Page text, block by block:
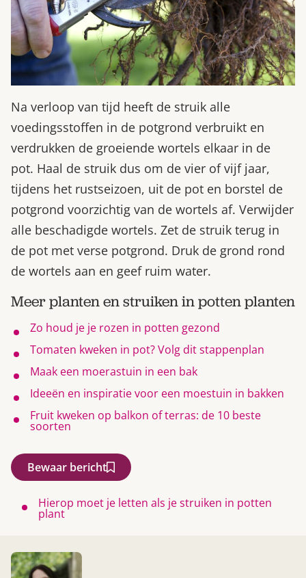
Na verloop van tijd heeft de struik alle
voedingsstoffen in de potgrond verbruikt en
verdrukken de groeiende wortels elkaar in de
pot. Haal de struik dus om de vier of vijf jaar,
tijdens het rustseizoen, uit de pot en borstel de
potgrond voorzichtig van de wortels af. Verwijder
alle beschadigde wortels. Zet de struik terug in
de pot met verse potgrond. Druk de grond rond
de wortels aan en geef ruim water.
Meer planten en struiken in potten planten
Zo houd je je rozen in potten gezond
Tomaten kweken in pot? Volg dit stappenplan
Maak een moerastuin in een bak
Ideeën en inspiratie voor een moestuin in bakken
Fruit kweken op balkon of terras: de 10 beste
soorten
Bewaar bericht
Hierop moet je letten als je struiken in potten
plant